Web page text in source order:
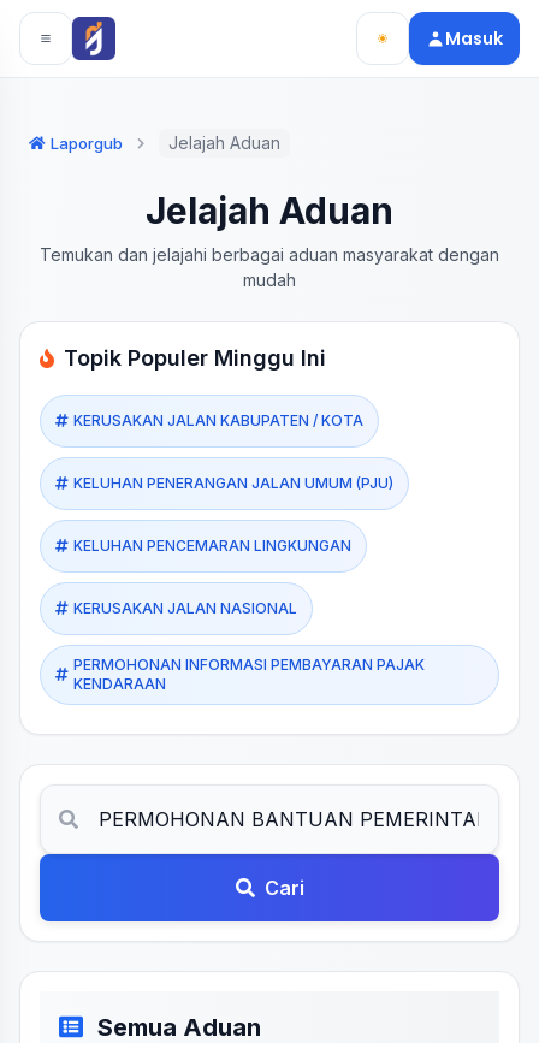
Langsung ke konten utama
Langsung ke navigasi
Masuk
Laporgub Jelajah Aduan
Jelajah Aduan
Temukan dan jelajahi berbagai aduan masyarakat dengan
mudah
Topik Populer Minggu Ini
KERUSAKAN JALAN KABUPATEN / KOTA
KELUHAN PENERANGAN JALAN UMUM (PJU)
KELUHAN PENCEMARAN LINGKUNGAN
KERUSAKAN JALAN NASIONAL
PERMOHONAN INFORMASI PEMBAYARAN PAJAK
KENDARAAN
Cari
Semua Aduan